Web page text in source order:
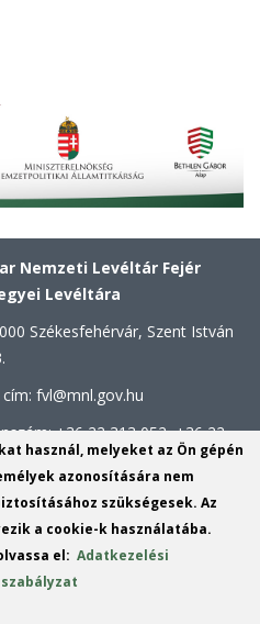
Nemzeti Levéltár Fejér
Levéltára
Székesfehérvár, Szent István
fvl@mnl.gov.hu
+36 22 313 052, +36 22
kapu azonosító: MNLFML
kapu - Központi Érkeztetési
(KÉR) azonosító: MNL FML
használ, melyeket az Ön gépén
azonosítására nem
szükségesek. Az
a cookie-k használatába.
el:Adatkezelési